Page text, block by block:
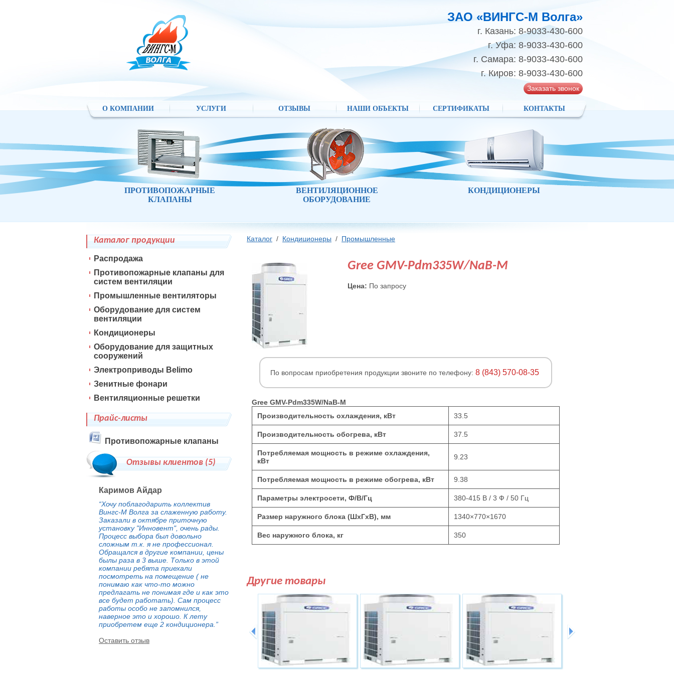
ЗАО «ВИНГС-М Волга»
г. Казань: 8-9033-430-600
г. Уфа: 8-9033-430-600
г. Самара: 8-9033-430-600
г. Киров: 8-9033-430-600
Заказать звонок
О КОМПАНИИ УСЛУГИ ОТЗЫВЫ НАШИ ОБЪЕКТЫ СЕРТИФИКАТЫ КОНТАКТЫ
ПРОТИВОПОЖАРНЫЕ
КЛАПАНЫ
ВЕНТИЛЯЦИОННОЕ
ОБОРУДОВАНИЕ
КОНДИЦИОНЕРЫ
Каталог / Кондиционеры / Промышленные
Gree GMV-Pdm335W/NaB-M
Цена: По запросу
По вопросам приобретения продукции звоните по телефону: 8 (843) 570-08-35
Gree GMV-Pdm335W/NaB-M
Производительность охлаждения, кВт
33.5
Производительность обогрева, кВт 37.5
Потребляемая мощность в режиме охлаждения,
кВт
9.23
Потребляемая мощность в режиме обогрева, кВт 9.38
Параметры электросети, Ф/В/Гц 380-415 В / 3 Ф / 50 Гц
Размер наружного блока (ШхГхВ), мм 1340×770×1670
Вес наружного блока, кг 350
Другие товары
Каталог продукции
Распродажа
Противопожарные клапаны для
систем вентиляции
Промышленные вентиляторы
Оборудование для систем
вентиляции
Кондиционеры
Оборудование для защитных
сооружений
Электроприводы Belimo
Зенитные фонари
Вентиляционные решетки
Прайс-листы
Противопожарные клапаны
Отзывы клиентов (5)
Каримов Айдар
“Хочу поблагодарить коллектив
Вингс-М Волга за слаженную работу.
Заказали в октябре приточную
установку "Инновент", очень рады.
Процесс выбора был довольно
сложным т.к. я не профессионал.
Обращался в другие компании, цены
былы раза в 3 выше. Только в этой
компании ребята приехали
посмотреть на помещение ( не
понимаю как что-то можно
предлагать не понимая где и как это
все будет работать). Сам процесс
работы особо не запомнился,
наверное это и хорошо. К лету
приобретем еще 2 кондиционера.”
Оставить отзыв